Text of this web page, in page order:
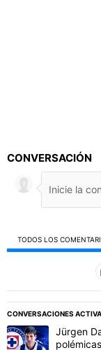
CONVERSACIÓN
TODOS LOS
Todos los